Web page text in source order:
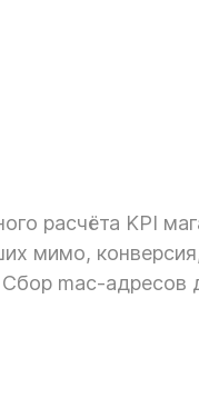
расчёта KPI
мимо,
mac-адресов